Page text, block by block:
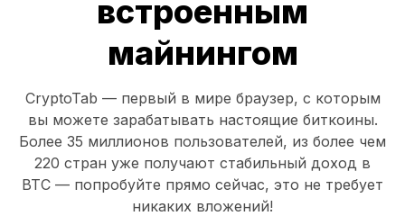
встроенным
майнингом
CryptoTab — первый в мире браузер, с которым
вы можете зарабатывать настоящие биткоины.
Более 35 миллионов пользователей, из более чем
220 стран уже получают стабильный доход в
BTC — попробуйте прямо сейчас, это не требует
никаких вложений!